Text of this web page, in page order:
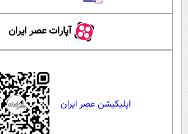
آپارات عصر ایران
اپلیکیشن عصر ایران